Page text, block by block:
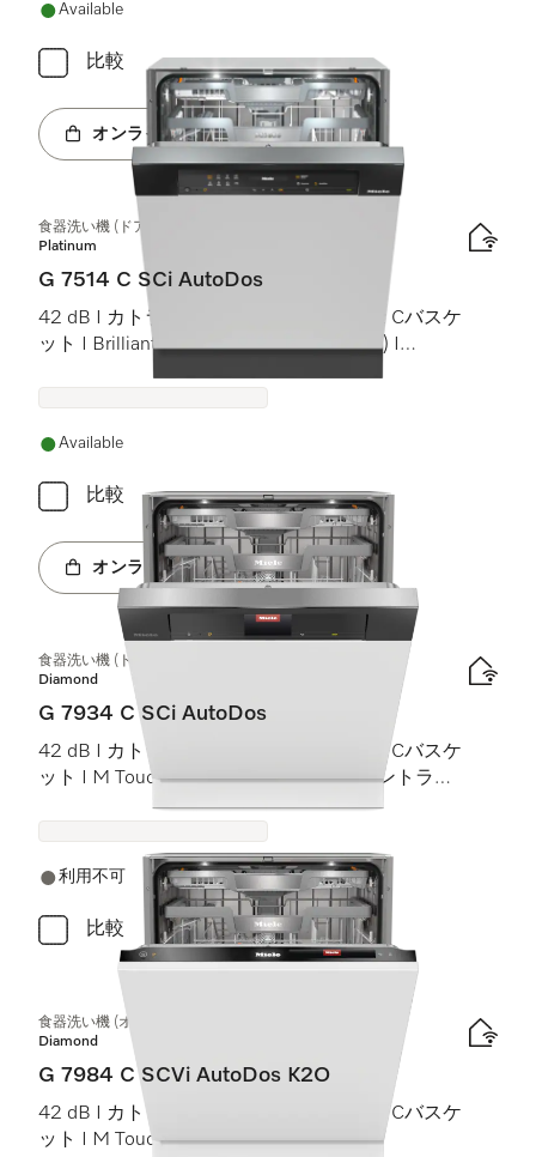
Available
比較
オンラインショップへ
食器洗い機 (ドア材取付専用タイプ)
Platinum
G 7514 C SCi AutoDos
42 dB I カトラリートレイ I MaxiComfort Cバスケ
ット I BrilliantLight (ブリリアントライト) I
Available
比較
オンラインショップへ
食器洗い機 (ドア材取付専用タイプ)
Diamond
G 7934 C SCi AutoDos
42 dB I カトラリートレイ I MaxiComfort Cバスケ
ット I M Touch I BrilliantLight (ブリリアントライ
利用不可
比較
食器洗い機 (オールドア材取付専用タイプ)
Diamond
G 7984 C SCVi AutoDos K2O
42 dB I カトラリートレイ I MaxiComfort Cバスケ
ット I M Touch I Knock2Open